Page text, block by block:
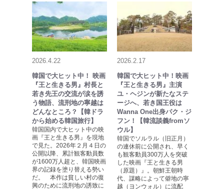
2026.4.22
韓国で大ヒット中！ 映画
『王と生きる男』村長と
若き先王の交流が涙を誘
う物語、流刑地の寧越は
どんなところ？【韓ドラ
から始める韓国旅行】
韓国国内で大ヒット中の映
画『王と生きる男』を現地
で見た。2026年２月４日の
公開以降、累計観客動員数
が1600万人超と、韓国映画
界の記録を塗り替える勢い
だ。 本作は貧しい村の復
興のために流刑地の誘致に
2026.2.17
韓国で大ヒット中！映画
『王と生きる男』主演
ユ・ヘジンが新たなステ
ージへ、若き国王役は
Wanna One出身パク・ジ
フン！【韓流談義fromソ
ウル】
韓国でソルラル（旧正月）
の連休前に公開され、早く
も観客動員300万人を突破
した映画『王と生きる男
（原題）』。朝鮮王朝時
代、謀略によって僻地の寧
越（ヨンウォル）に流配